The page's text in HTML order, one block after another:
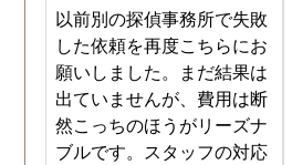
以前別の探偵事務所で失敗
した依頼を再度こちらにお
願いしました。まだ結果は
出ていませんが、費用は断
然こっちのほうがリーズナ
ブルです。スタッフの対応